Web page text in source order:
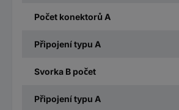
Počet konektorů A
Připojení typu A
Svorka B počet
Připojení typu A